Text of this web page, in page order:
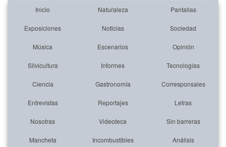
Inicio Naturaleza Pantallas
Exposiciones Noticias Sociedad
Música Escenarios Opinión
Silvicultura Informes Tecnologías
Ciencia Gastronomía Corresponsales
Entrevistas Reportajes Letras
Nosotras Videoteca Sin barreras
Mancheta Incombustibles Análisis